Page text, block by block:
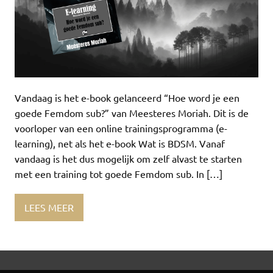
Vandaag is het e-book gelanceerd “Hoe word je een
goede Femdom sub?” van Meesteres Moriah. Dit is de
voorloper van een online trainingsprogramma (e-
learning), net als het e-book Wat is BDSM. Vanaf
vandaag is het dus mogelijk om zelf alvast te starten
met een training tot goede Femdom sub. In […]
LEES MEER